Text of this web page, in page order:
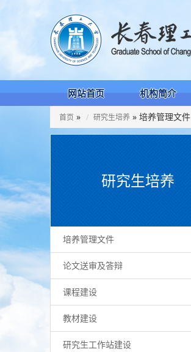
网站首页 机构简介
首页 » 研究生培养 » 培养管理文件
研究生培养
培养管理文件
论文送审及答辩
课程建设
教材建设
研究生工作站建设